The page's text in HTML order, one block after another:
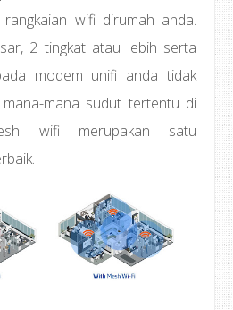
rangkaian wifi dirumah anda.
2 tingkat atau lebih serta
modem unifi anda tidak
mana sudut tertentu di
wifi merupakan satu